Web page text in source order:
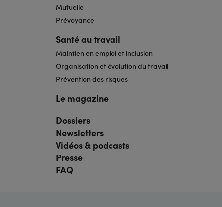
Mutuelle
Prévoyance
Santé au travail
Maintien en emploi et inclusion
Organisation et évolution du travail
Prévention des risques
Le magazine
Navigation
pied
de
page
bis
Dossiers
Newsletters
Vidéos & podcasts
Presse
FAQ